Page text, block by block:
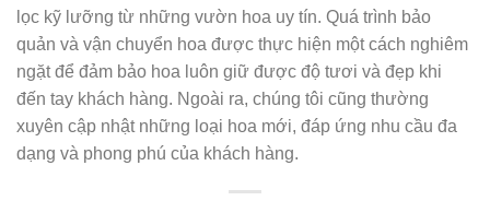
lọc kỹ lưỡng từ những vườn hoa uy tín. Quá trình bảo
quản và vận chuyển hoa được thực hiện một cách nghiêm
ngặt để đảm bảo hoa luôn giữ được độ tươi và đẹp khi
đến tay khách hàng. Ngoài ra, chúng tôi cũng thường
xuyên cập nhật những loại hoa mới, đáp ứng nhu cầu đa
dạng và phong phú của khách hàng.